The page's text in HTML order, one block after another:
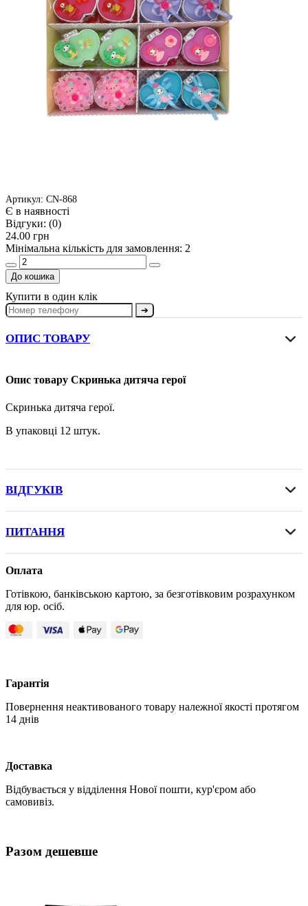
Артикул: CN-868
Є в наявності
Відгуки: (0)
24.00 грн
Мінімальна кількість для замовлення: 2
До кошика
Купити в один клік
➔
ОПИС ТОВАРУ
Опис товару Скринька дитяча герої
Скринька дитяча герої.
В упаковці 12 штук.
ВІДГУКІВ
ПИТАННЯ
Оплата
Готівкою, банківською картою, за безготівковим розрахунком
для юр. осіб.
Гарантія
Повернення неактивованого товару належної якості протягом
14 днів
Доставка
Відбувається у відділення Нової пошти, кур'єром або
самовивіз.
Разом дешевше